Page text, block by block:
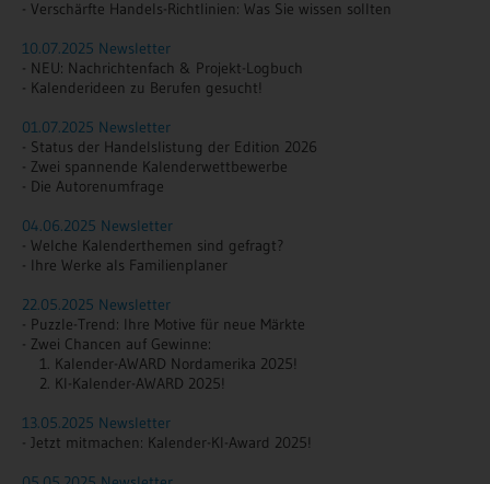
- Verschärfte Handels-Richtlinien: Was Sie wissen sollten
10.07.2025 Newsletter
- NEU: Nachrichtenfach & Projekt-Logbuch
- Kalenderideen zu Berufen gesucht!
01.07.2025 Newsletter
- Status der Handelslistung der Edition 2026
- Zwei spannende Kalenderwettbewerbe
- Die Autorenumfrage
04.06.2025 Newsletter
- Welche Kalenderthemen sind gefragt?
- Ihre Werke als Familienplaner
22.05.2025 Newsletter
- Puzzle-Trend: Ihre Motive für neue Märkte
- Zwei Chancen auf Gewinne:
1. Kalender-AWARD Nordamerika 2025!
2. KI-Kalender-AWARD 2025!
13.05.2025 Newsletter
- Jetzt mitmachen: Kalender-KI-Award 2025!